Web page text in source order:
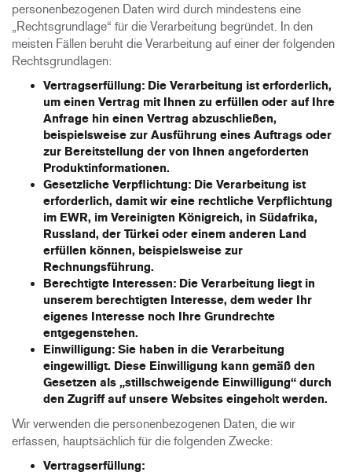
personenbezogenen Daten wird durch mindestens eine
„Rechtsgrundlage“ für die Verarbeitung begründet. In den
meisten Fällen beruht die Verarbeitung auf einer der folgenden
Rechtsgrundlagen:
Vertragserfüllung: Die Verarbeitung ist erforderlich,
um einen Vertrag mit Ihnen zu erfüllen oder auf Ihre
Anfrage hin einen Vertrag abzuschließen,
beispielsweise zur Ausführung eines Auftrags oder
zur Bereitstellung der von Ihnen angeforderten
Produktinformationen.
Gesetzliche Verpflichtung: Die Verarbeitung ist
erforderlich, damit wir eine rechtliche Verpflichtung
im EWR, im Vereinigten Königreich, in Südafrika,
Russland, der Türkei oder einem anderen Land
erfüllen können, beispielsweise zur
Rechnungsführung.
Berechtigte Interessen: Die Verarbeitung liegt in
unserem berechtigten Interesse, dem weder Ihr
eigenes Interesse noch Ihre Grundrechte
entgegenstehen.
Einwilligung: Sie haben in die Verarbeitung
eingewilligt. Diese Einwilligung kann gemäß den
Gesetzen als „stillschweigende Einwilligung“ durch
den Zugriff auf unsere Websites eingeholt werden.
Wir verwenden die personenbezogenen Daten, die wir
erfassen, hauptsächlich für die folgenden Zwecke:
Vertragserfüllung: